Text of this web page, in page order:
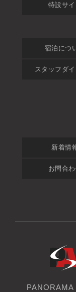
特設サイ
宿泊につ
スタッフダ
新着情
お問合